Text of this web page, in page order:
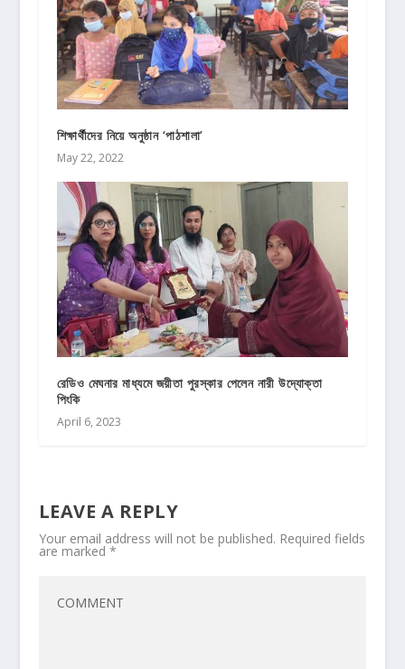
শিক্ষার্থীদের নিয়ে অনুষ্ঠান ‘পাঠশালা’
May 22, 2022
রেডিও মেঘনার মাধ্যমে জয়ীতা পুরস্কার পেলেন নারী উদ্যোক্তা
পিংকি
April 6, 2023
LEAVE A REPLY
Your email address will not be published. Required fields
are marked *